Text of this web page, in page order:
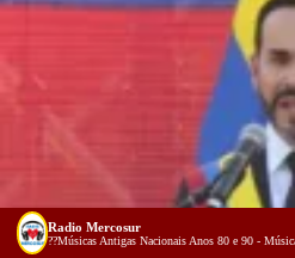
Radio Mercosur